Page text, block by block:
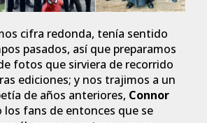
cifra redonda, tenía sentido
pasados, así que preparamos
fotos que sirviera de recorrido
ediciones; y nos trajimos a un
de años anteriores, Connor
los fans de entonces que se